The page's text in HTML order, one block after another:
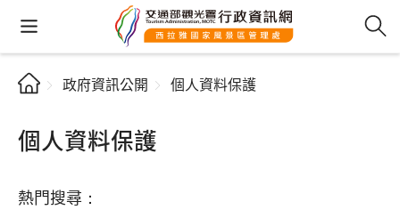
政府資訊公開 個人資料保護
個人資料保護
熱門搜尋：